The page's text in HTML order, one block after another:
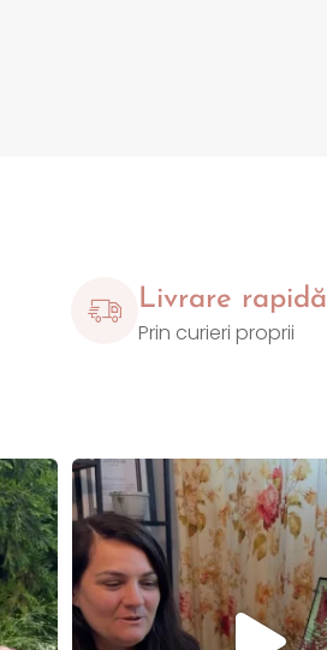
Livrare rapidă
Prin curieri proprii